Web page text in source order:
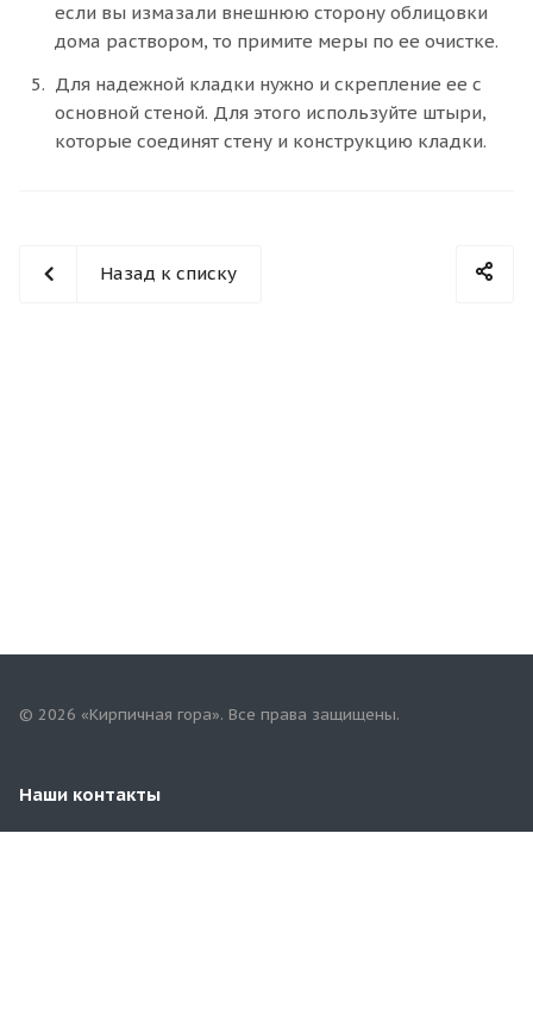
если вы измазали внешнюю сторону облицовки
дома раствором, то примите меры по ее очистке.
Для надежной кладки нужно и скрепление ее с
основной стеной. Для этого используйте штыри,
которые соединят стену и конструкцию кладки.
Назад к списку
© 2026 «Кирпичная гора». Все права защищены.
Наши контакты
8(353)258-00-81